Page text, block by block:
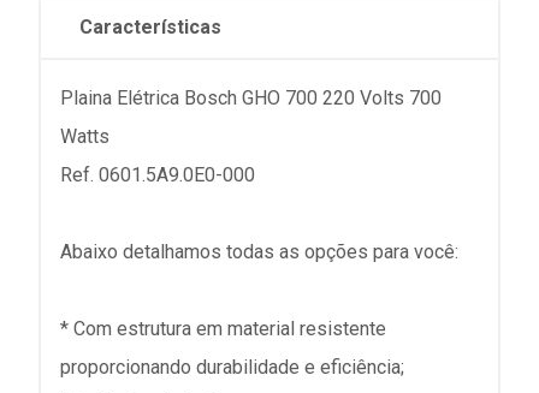
Características
Plaina Elétrica Bosch GHO 700 220 Volts 700
Watts
Ref. 0601.5A9.0E0-000
Abaixo detalhamos todas as opções para você:
* Com estrutura em material resistente
proporcionando durabilidade e eficiência;